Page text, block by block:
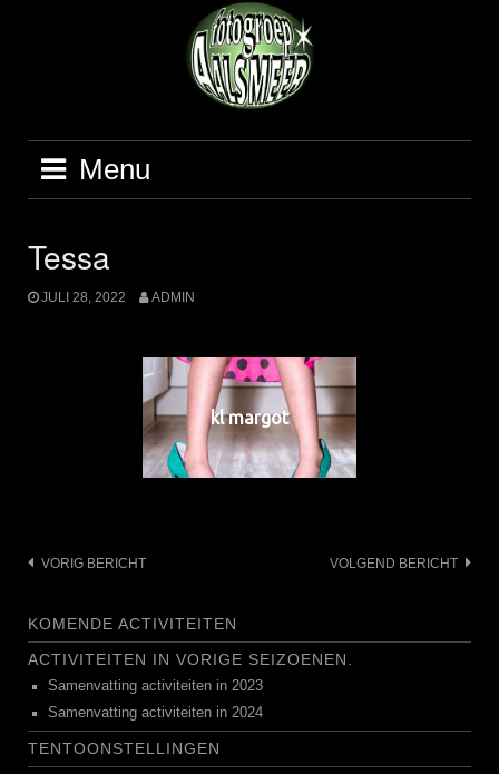
Menu
Tessa
JULI 28, 2022 ADMIN
kl margot
Bericht
VORIG BERICHT VOLGEND BERICHT
KOMENDE ACTIVITEITEN
ACTIVITEITEN IN VORIGE SEIZOENEN.
Samenvatting activiteiten in 2023
Samenvatting activiteiten in 2024
TENTOONSTELLINGEN